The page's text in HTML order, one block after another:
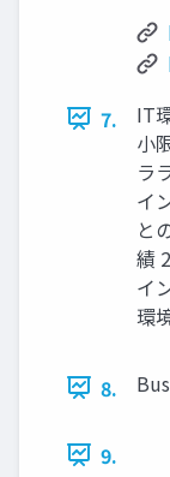
7.
IT
小
ラ
イ
と
績
イ
環
8.
9.